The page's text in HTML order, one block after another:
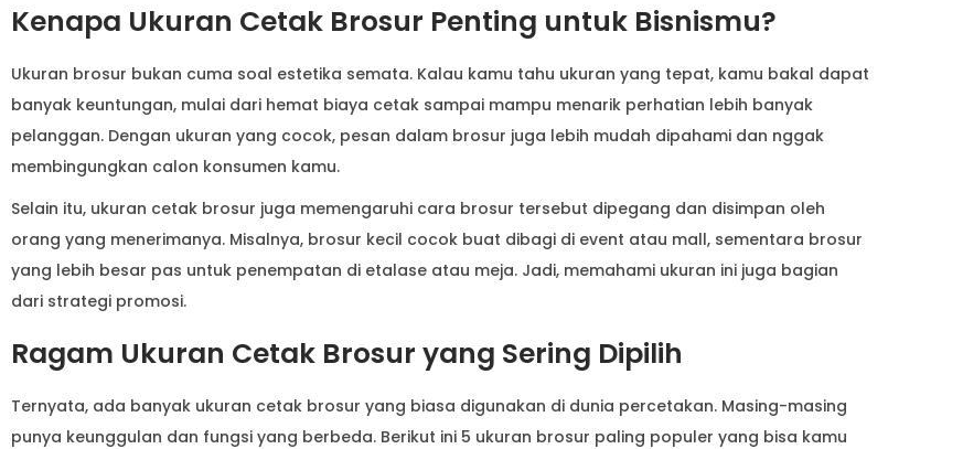
Kenapa Ukuran Cetak Brosur Penting untuk Bisnismu?
Ukuran brosur bukan cuma soal estetika semata. Kalau kamu tahu ukuran yang tepat, kamu bakal dapat
banyak keuntungan, mulai dari hemat biaya cetak sampai mampu menarik perhatian lebih banyak
pelanggan. Dengan ukuran yang cocok, pesan dalam brosur juga lebih mudah dipahami dan nggak
membingungkan calon konsumen kamu.
Selain itu, ukuran cetak brosur juga memengaruhi cara brosur tersebut dipegang dan disimpan oleh
orang yang menerimanya. Misalnya, brosur kecil cocok buat dibagi di event atau mall, sementara brosur
yang lebih besar pas untuk penempatan di etalase atau meja. Jadi, memahami ukuran ini juga bagian
dari strategi promosi.
Ragam Ukuran Cetak Brosur yang Sering Dipilih
Ternyata, ada banyak ukuran cetak brosur yang biasa digunakan di dunia percetakan. Masing-masing
punya keunggulan dan fungsi yang berbeda. Berikut ini 5 ukuran brosur paling populer yang bisa kamu